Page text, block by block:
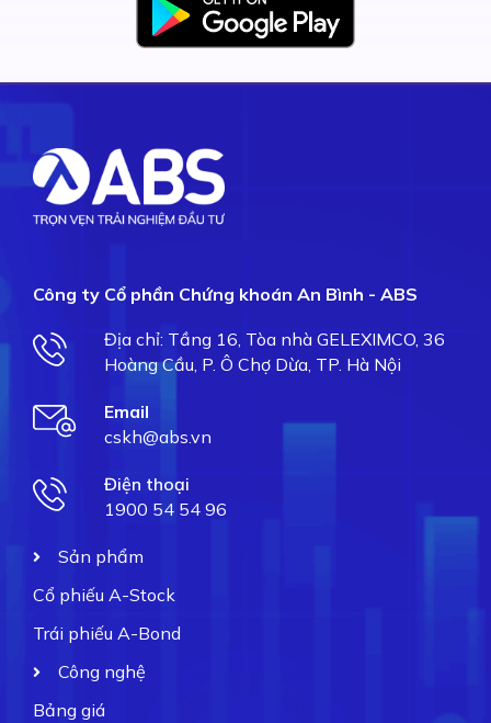
Công ty Cổ phần Chứng khoán An Bình - ABS
Địa chỉ: Tầng 16, Tòa nhà GELEXIMCO, 36
Hoàng Cầu, P. Ô Chợ Dừa, TP. Hà Nội
Email
cskh@abs.vn
Điện thoại
1900 54 54 96
Sản phẩm
Cổ phiếu A-Stock
Trái phiếu A-Bond
Công nghệ
Bảng giá